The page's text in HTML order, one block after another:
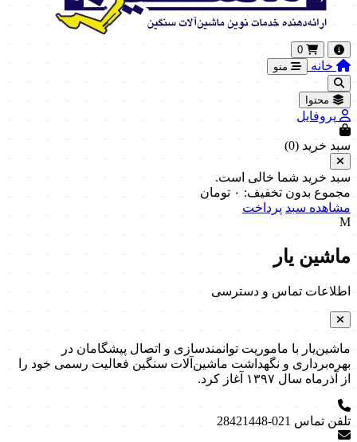
0
خانه منو
محتوا
پروفایل
سبد خرید (0
)
سبد خرید شما خالی است.
مجموع بدون تخفیف: ۰ تومان
مشاهده سبد پرداخت
M
ماشین یار
اطلاعات تماس و دسترسی
ماشین‌یار با ماموریت توانمندسازی و اتصال پیشگامان در
بهره‌برداری و نگهداشت ماشین‌آلات سنگین فعالیت رسمی خود را
از آذرماه سال ۱۳۹۷ آغاز کرد.
تلفن تماس 021-28421448